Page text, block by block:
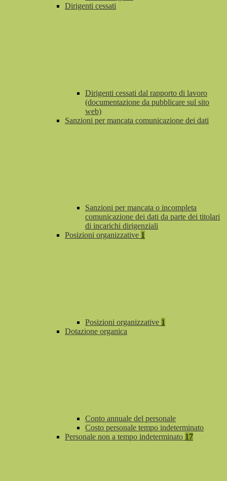
Dirigenti cessati
Dirigenti cessati dal rapporto di lavoro
(documentazione da pubblicare sul sito
web)
Sanzioni per mancata comunicazione dei dati
Sanzioni per mancata o incompleta
comunicazione dei dati da parte dei titolari
di incarichi dirigenziali
Posizioni organizzative 1
Posizioni organizzative 1
Dotazione organica
Conto annuale del personale
Costo personale tempo indeterminato
Personale non a tempo indeterminato 17